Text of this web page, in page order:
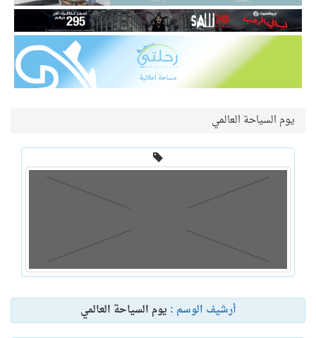
يوم السياحة العالمي
أرشيف الوسم : يوم السياحة العالمي